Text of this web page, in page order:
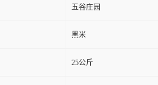
五谷庄园
黑米
25公斤